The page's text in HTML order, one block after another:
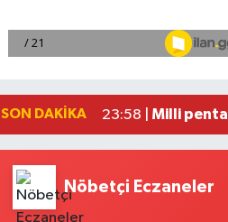
SON DAKIKA
23:58 | Milli
Nöbetçi Eczaneler